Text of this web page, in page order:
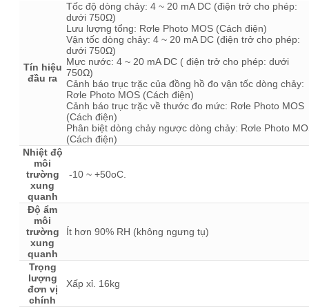
Tín hiệu
đầu ra
Tốc độ dòng chảy: 4 ~ 20 mA DC (điện trở cho phép:
dưới 750Ω)
Lưu lượng tổng: Rơle Photo MOS (Cách điện)
Vận tốc dòng chảy: 4 ~ 20 mA DC (điện trở cho phép:
dưới 750Ω)
Mực nước: 4 ~ 20 mA DC ( điện trở cho phép: dưới
750Ω)
Cảnh báo trục trặc của đồng hồ đo vận tốc dòng chảy:
Rơle Photo MOS (Cách điện)
Cảnh báo trục trặc về thước đo mức: Rơle Photo MOS
(Cách điện)
Phân biệt dòng chảy ngược dòng chảy: Rơle Photo
(Cách điện)
Nhiệt độ
môi
trường
xung
quanh
-10 ~ +50oC.
Độ ẩm
môi
trường
xung
quanh
Ít hơn 90% RH (không ngưng tụ)
Trọng
lượng
đơn vị
chính
Xấp xỉ. 16kg